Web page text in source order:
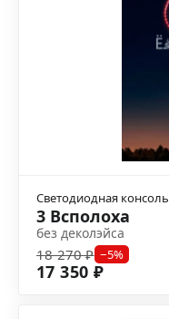
Светодиодная консоль
3 Всполоха
без деколэйса
18 270 ₽ −5%
17 350 ₽